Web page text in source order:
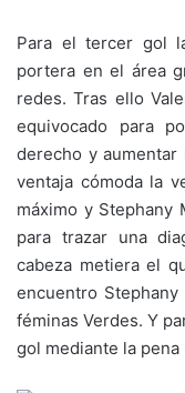
Para el tercer gol
portera en el área
redes. Tras ello
equivocado para
derecho y aumentar
ventaja cómoda la
máximo y Stephany
para trazar una
cabeza metiera el
encuentro
féminas Verdes. Y
gol mediante la pena